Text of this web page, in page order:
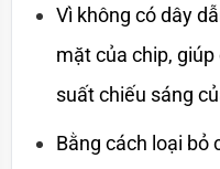
Vì không có dây
mặt của chip,
suất chiếu sáng
Bằng cách loại bỏ